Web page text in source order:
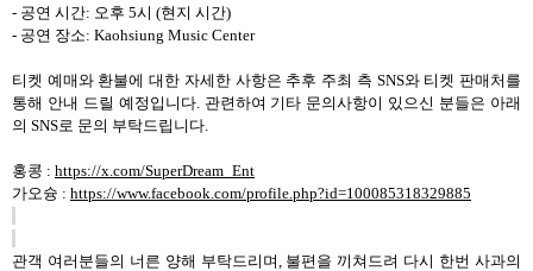
- 공연 시간: 오후 5시 (현지 시간)
- 공연 장소: Kaohsiung Music Center
티켓 예매와 환불에 대한 자세한 사항은 추후 주최 측 SNS와 티켓 판매처를
통해 안내 드릴 예정입니다. 관련하여 기타 문의사항이 있으신 분들은 아래
의 SNS로 문의 부탁드립니다.
홍콩 : https://x.com/SuperDream_Ent
가오슝 : https://www.facebook.com/profile.php?id=100085318329885
관객 여러분들의 너른 양해 부탁드리며, 불편을 끼쳐드려 다시 한번 사과의